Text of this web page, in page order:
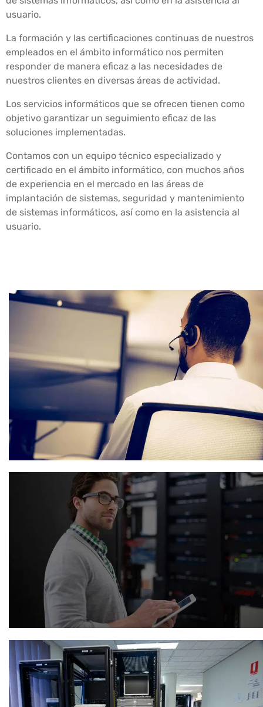
usuario.
La formación y las certificaciones continuas de nuestros
empleados en el ámbito informático nos permiten
responder de manera eficaz a las necesidades de
nuestros clientes en diversas áreas de actividad.
Los servicios informáticos que se ofrecen tienen como
objetivo garantizar un seguimiento eficaz de las
soluciones implementadas.
Contamos con un equipo técnico especializado y
certificado en el ámbito informático, con muchos años
de experiencia en el mercado en las áreas de
implantación de sistemas, seguridad y mantenimiento
de sistemas informáticos, así como en la asistencia al
usuario.